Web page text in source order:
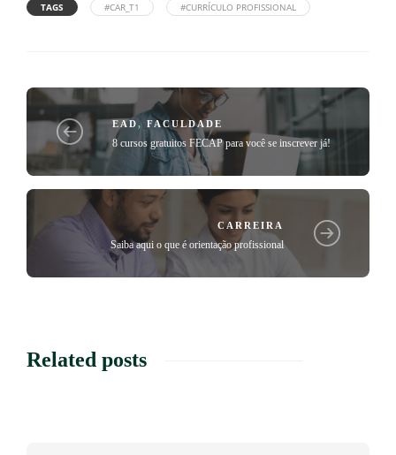
TAGS #CAR_T1 #CURRÍCULO PROFISSIONAL
EAD, FACULDADE
8 cursos gratuitos FECAP para você se inscrever já!
CARREIRA
Saiba aqui o que é orientação profissional
Related posts